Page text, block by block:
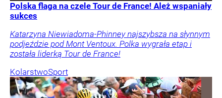
Polska flaga na czele Tour de France! Ależ wspaniały
sukces
Katarzyna Niewiadoma-Phinney najszybsza na słynnym
podjeździe pod Mont Ventoux. Polka wygrała etap i
została liderką Tour de France!
KolarstwoSport